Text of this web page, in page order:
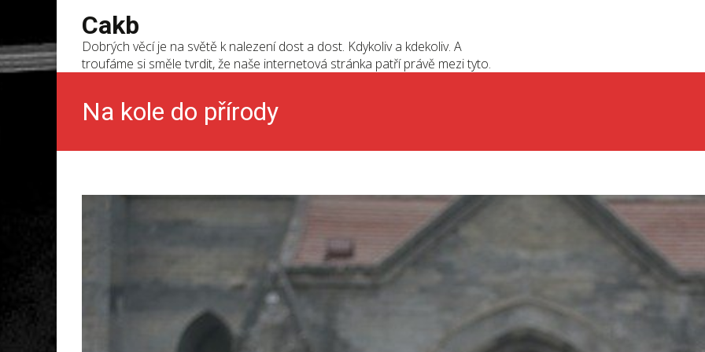
Cakb
Dobrých věcí je na světě k nalezení dost a dost. Kdykoliv a kdekoliv. A
troufáme si směle tvrdit, že naše internetová stránka patří právě mezi tyto.
Na kole do přírody